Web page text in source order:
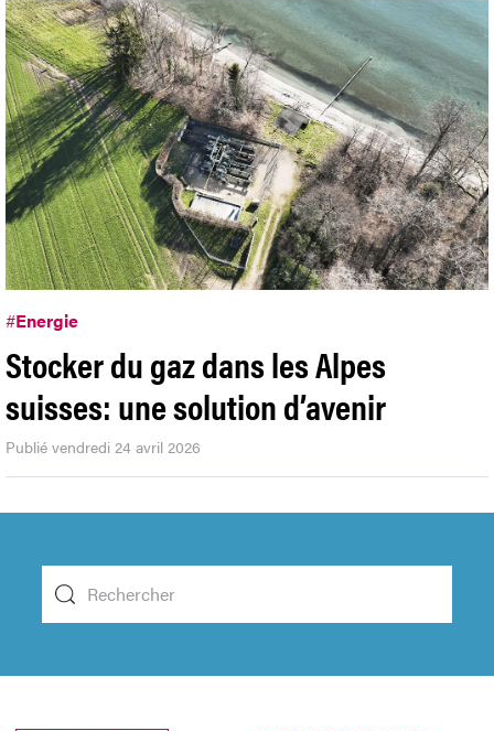
#Energie
Stocker du gaz dans les Alpes
suisses: une solution d’avenir
Publié vendredi 24 avril 2026